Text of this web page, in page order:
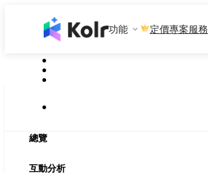
功能 定價專案服務
總覽
互動分析